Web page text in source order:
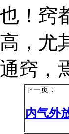
也！窍
高，尤
通窍，
下一页：
内气外